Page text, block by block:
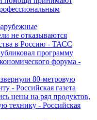
не отказываются
в Россию - ТАСС
программу
форума -
80-метровую
- Российская газета
цены на ряд продуктов,
технику - Российская